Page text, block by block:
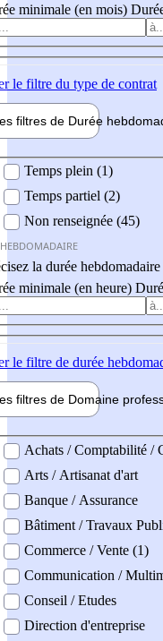
minimale (en mois)
le filtre du type de contrat
filtres de Durée hebdo
Temps plein (1)
Temps partiel (2)
Non renseignée (45)
la durée hebdomadaire
minimale (en heure)
le filtre de durée
filtres de Domaine pro
professionel
Achats / Comptabilité /
Arts / Artisanat d'art
Banque / Assurance
Bâtiment / Travaux
Commerce / Vente (1)
Communication /
Conseil / Etudes
Direction d'entreprise